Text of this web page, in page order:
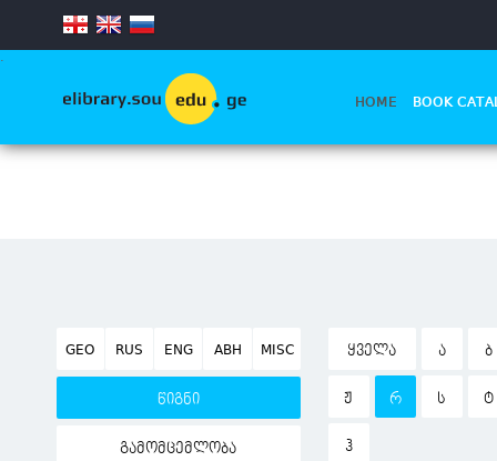
.
HOME BOOK
GEO RUS ENG ABH MISC
წიგნი
გამომცემლობა
ᲧᲕᲔᲚᲐ Ა Ბ
Ჟ Რ Ს Ტ
Ჰ